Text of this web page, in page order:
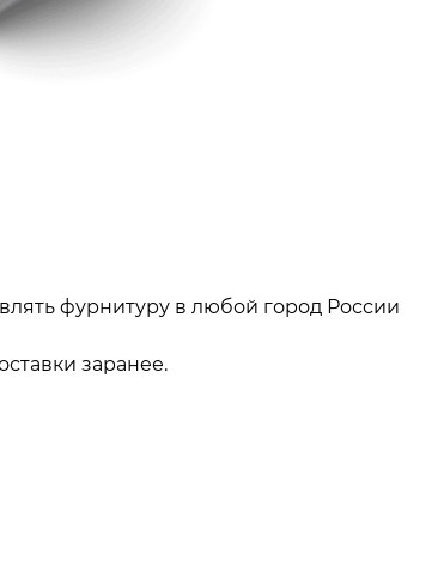
фурнитуру в любой город России
заранее.